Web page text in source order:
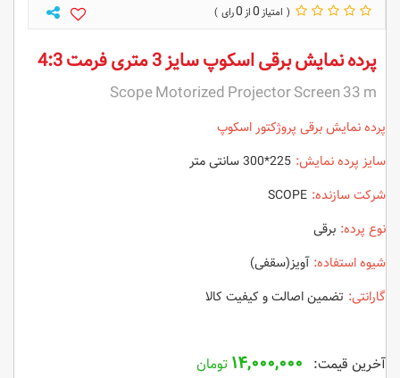
0
0
پرده نمایش برقی اسکوپ سایز 3 متری فرمت 4:3
Scope Motorized Projector Screen 33 m
پرده نمایش برقی پروژکتور اسکوپ
سایز پرده نمایش:
شرکت سازنده: SCOPE
نوع پرده: برقی
شیوه استفاده: آویز(سقفی)
گارانتی: تضمین اصالت و کیفیت کالا
۱۴,۰۰۰,۰۰۰ تومان